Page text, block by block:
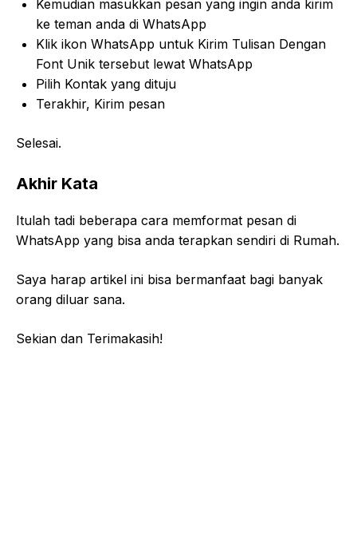
Kemudian masukkan pesan yang ingin anda kirim
ke teman anda di WhatsApp
Klik ikon WhatsApp untuk Kirim Tulisan Dengan
Font Unik tersebut lewat WhatsApp
Pilih Kontak yang dituju
Terakhir, Kirim pesan
Selesai.
Akhir Kata
Itulah tadi beberapa cara memformat pesan di
WhatsApp yang bisa anda terapkan sendiri di Rumah.
Saya harap artikel ini bisa bermanfaat bagi banyak
orang diluar sana.
Sekian dan Terimakasih!